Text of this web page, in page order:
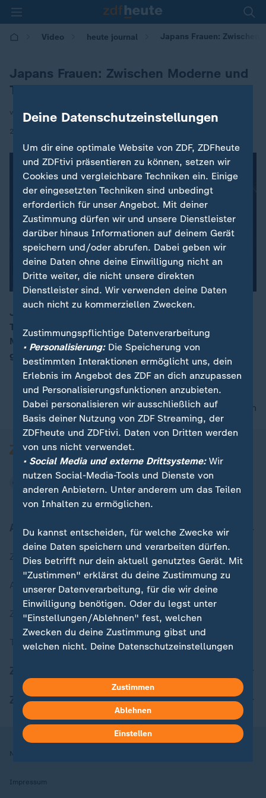
Video heute journal Japans Frauen: Zwischen
Japans Frauen: Zwischen Moderne und
Tradition
von Luisa Houben
21.10.2025 | 21:45
00:17
Japan hat seine erste Premierministerin: Sanae
Takaichi. In dem Land, das zwischen extremer
Moderne und verwurzelter Tradition schwankt, ein
großer Schritt.
nach oben
Aktuell bei ZDFheute
Zuletzt veröffentlicht
Aktuelle Sendungs-Videos
ZDFheute Stories
Themen im Überblick
ZDFheute Apps
Nutzungsbedingungen
Impressum
Deine Datenschutzeinstellungen
Um dir eine optimale Website von ZDF, ZDFheute
und ZDFtivi präsentieren zu können, setzen wir
Cookies und vergleichbare Techniken ein. Einige
der eingesetzten Techniken sind unbedingt
erforderlich für unser Angebot. Mit deiner
Zustimmung dürfen wir und unsere Dienstleister
darüber hinaus Informationen auf deinem Gerät
speichern und/oder abrufen. Dabei geben wir
deine Daten ohne deine Einwilligung nicht an
Dritte weiter, die nicht unsere direkten
Dienstleister sind. Wir verwenden deine Daten
auch nicht zu kommerziellen Zwecken.
Zustimmungspflichtige Datenverarbeitung
• Personalisierung:Die Speicherung von
bestimmten Interaktionen ermöglicht uns, dein
Erlebnis im Angebot des ZDF an dich anzupassen
und Personalisierungsfunktionen anzubieten.
Dabei personalisieren wir ausschließlich auf
Basis deiner Nutzung von ZDF Streaming, der
ZDFheute und ZDFtivi. Daten von Dritten werden
von uns nicht verwendet.
• Social Media und externe Drittsysteme:Wir
nutzen Social-Media-Tools und Dienste von
anderen Anbietern. Unter anderem um das Teilen
von Inhalten zu ermöglichen.
Du kannst entscheiden, für welche Zwecke wir
deine Daten speichern und verarbeiten dürfen.
Dies betrifft nur dein aktuell genutztes Gerät. Mit
"Zustimmen" erklärst du deine Zustimmung zu
unserer Datenverarbeitung, für die wir deine
Einwilligung benötigen. Oder du legst unter
"Einstellungen/Ablehnen" fest, welchen
Zwecken du deine Zustimmung gibst und
welchen nicht. Deine Datenschutzeinstellungen
Hier findest du das Impressum.
Weitere Informationen findest du in unserer
Datenschutzerklärung.
Zustimmen
Ablehnen
Einstellen